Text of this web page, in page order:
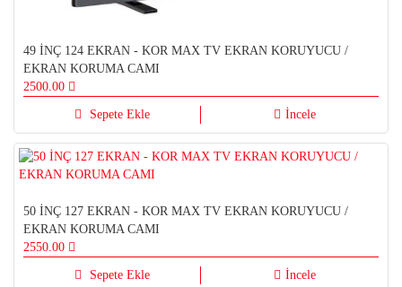
49 İNÇ 124 EKRAN - KOR MAX TV EKRAN KORUYUCU /
EKRAN KORUMA CAMI
2500.00
Sepete Ekle İncele
50 İNÇ 127 EKRAN - KOR MAX TV EKRAN KORUYUCU /
EKRAN KORUMA CAMI
2550.00
Sepete Ekle İncele